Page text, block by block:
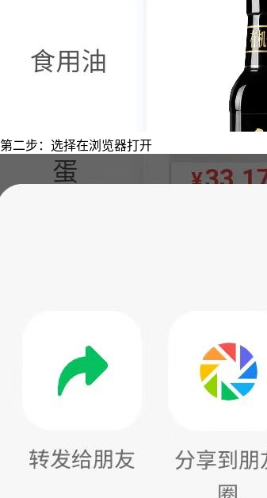
第二步：选择在浏览器打开